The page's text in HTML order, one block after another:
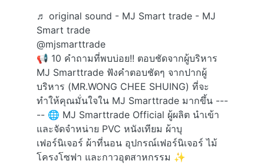
♬ original sound - MJ Smart trade - MJ
Smart trade
@mjsmarttrade
📢 10 คำถามที่พบบ่อย!! ตอบชัดจากผู้บริหาร
MJ Smarttrade ฟังคำตอบชัดๆ จากปากผู้
บริหาร (MR.WONG CHEE SHUING) ที่จะ
ทำให้คุณมั่นใจใน MJ Smarttrade มากขึ้น ---
-- 🌐 MJ Smarttrade Official ผู้ผลิต นำเข้า
และจัดจำหน่าย PVC หนังเทียม ผ้าบุ
เฟอร์นิเจอร์ ผ้าที่นอน อุปกรณ์เฟอร์นิเจอร์ ไม้
โครงโซฟา และกาวอุตสาหกรรม ✨